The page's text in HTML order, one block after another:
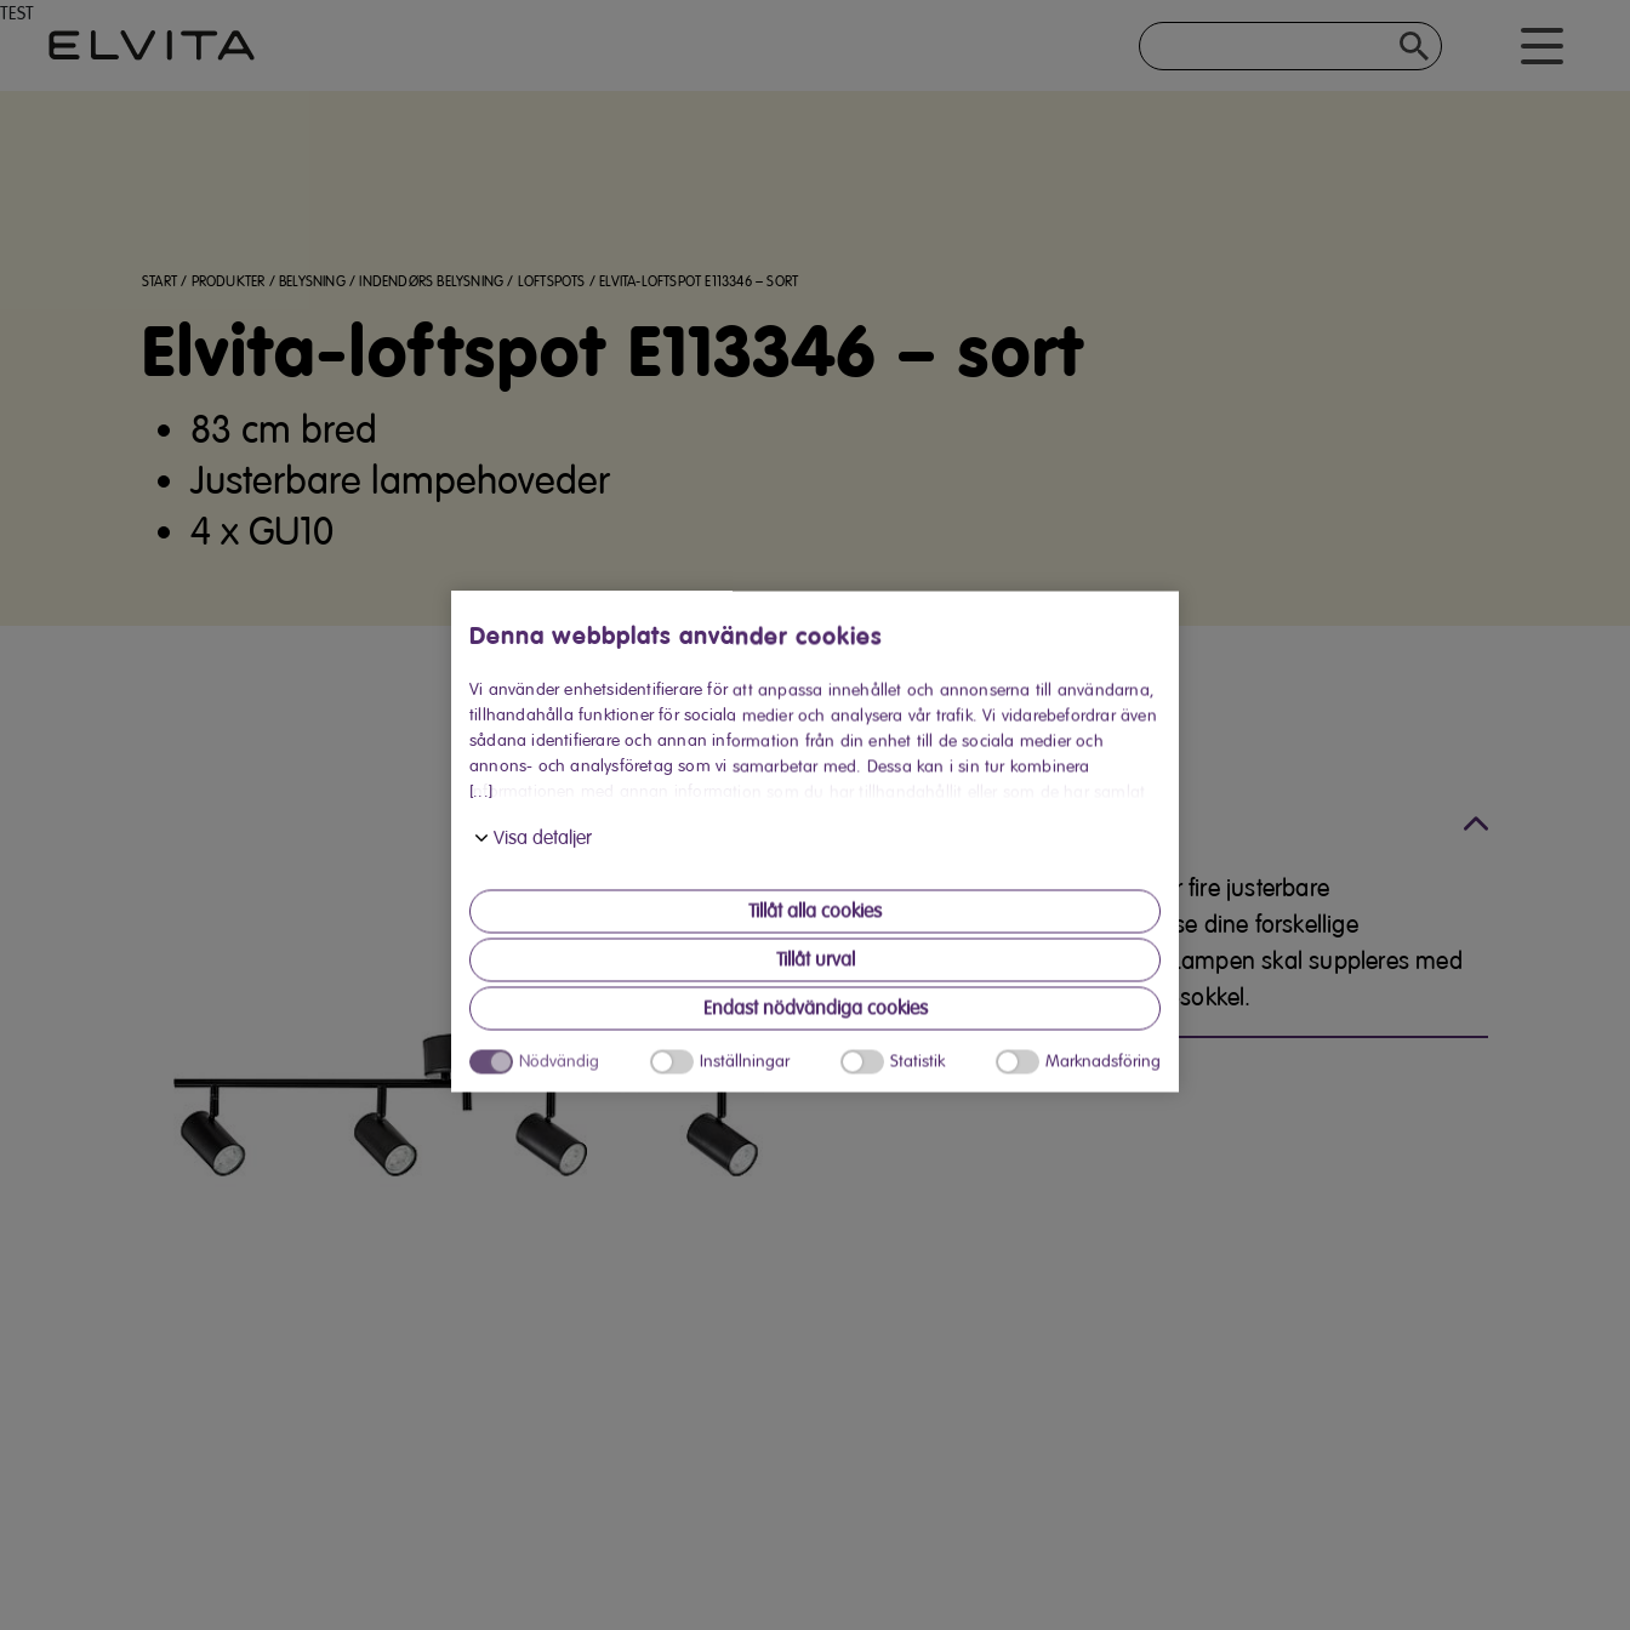
TEST
Denna webbplats använder cookies
[...]
Vi använder enhetsidentifierare för att anpassa innehållet och annonserna till användarna,
tillhandahålla funktioner för sociala medier och analysera vår trafik. Vi vidarebefordrar även
sådana identifierare och annan information från din enhet till de sociala medier och
annons- och analysföretag som vi samarbetar med. Dessa kan i sin tur kombinera
informationen med annan information som du har tillhandahållit eller som de har samlat
Visa detaljer
Tillåt alla cookies
Tillåt urval
Endast nödvändiga cookies
Nödvändig Inställningar Statistik Marknadsföring
START / PRODUKTER /BELYSNING/INDENDØRS BELYSNING / LOFTSPOTS /ELVITA-LOFTSPOT E113346 – SORT
Elvita-loftspot E113346 – sort
83 cm bred
Justerbare lampehoveder
4 x GU10
Køb hos Elsalg
Med denne Elvita-loftspot, der har fire justerbare
lampehoveder, kan du nemt belyse dine forskellige
yndlingsting og andet i dit hjem. Lampen skal suppleres med
loftstik og fire lyskilder med GU10-sokkel.